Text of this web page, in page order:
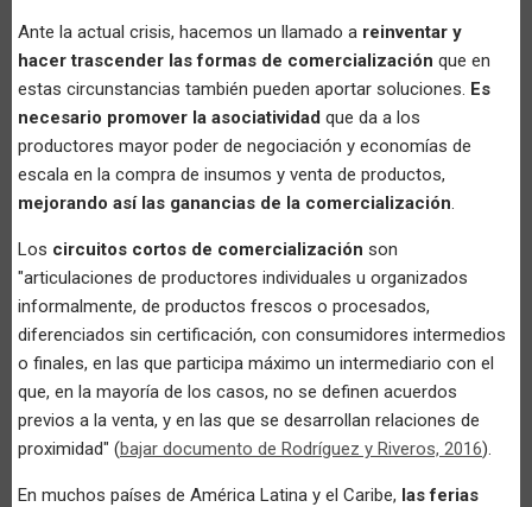
Ante la actual crisis, hacemos un llamado a reinventar y
hacer trascender las formas de comercialización que en
estas circunstancias también pueden aportar soluciones. Es
necesario promover la asociatividad que da a los
productores mayor poder de negociación y economías de
escala en la compra de insumos y venta de productos,
mejorando así las ganancias de la comercialización.
Los circuitos cortos de comercialización son
"articulaciones de productores individuales u organizados
informalmente, de productos frescos o procesados,
diferenciados sin certificación, con consumidores intermedios
o finales, en las que participa máximo un intermediario con el
que, en la mayoría de los casos, no se definen acuerdos
previos a la venta, y en las que se desarrollan relaciones de
proximidad" (bajar documento de Rodríguez y Riveros, 2016).
En muchos países de América Latina y el Caribe, las ferias